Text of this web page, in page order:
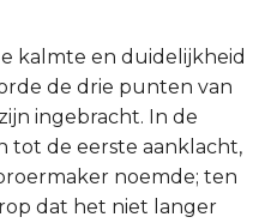
kalmte en duidelijkheid
de drie punten van
ingebracht. In de
tot de eerste aanklacht,
noemde; ten
dat het niet langer